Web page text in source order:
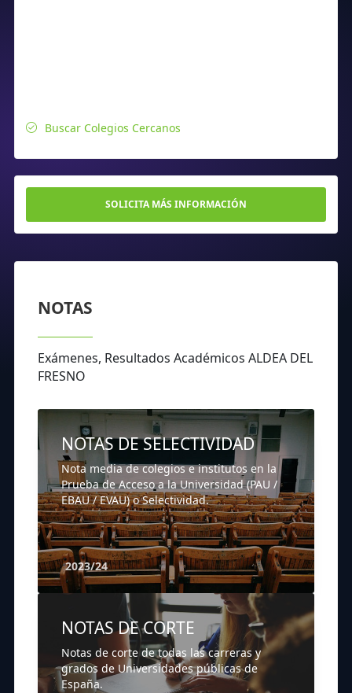
Buscar Colegios Cercanos
SOLICITA MÁS INFORMACIÓN
NOTAS
Exámenes, Resultados Académicos ALDEA DEL
FRESNO
NOTAS DE SELECTIVIDAD
Nota media de colegios e institutos en la
Prueba de Acceso a la Universidad (PAU /
EBAU / EVAU) o Selectividad.
2023/24
NOTAS DE CORTE
Notas de corte de todas las carreras y
grados de Universidades públicas de
España.